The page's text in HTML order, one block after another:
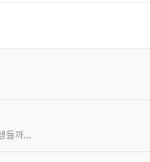
들까…